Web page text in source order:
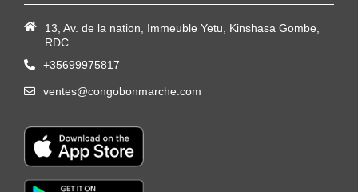
13, Av. de la nation, Immeuble Yetu, Kinshasa Gombe,
RDC
+35699975817
ventes@congobonmarche.com